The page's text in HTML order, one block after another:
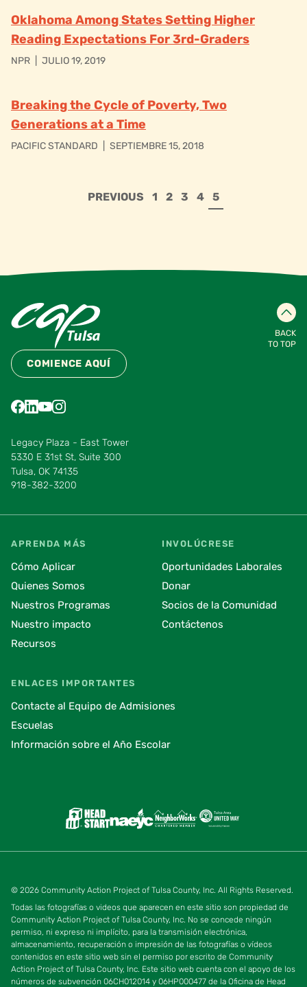
Oklahoma Among States Setting Higher
Reading Expectations For 3rd-Graders
NPR JULIO 19, 2019
Breaking the Cycle of Poverty, Two
Generations at a Time
PACIFIC STANDARD SEPTIEMBRE 15, 2018
PREVIOUS 1 2 3 4 5
BACK
TO TOP
COMIENCE AQUÍ
Find us on Facebook
Find us on LinkedIn
Find us on YouTube
Find us on Instagram
Find us on Pinterest
Find us on Vimeo
Legacy Plaza - East Tower
5330 E 31st St, Suite 300
Tulsa, OK 74135
918-382-3200
ENLACES IMPORTANTES
Contacte al Equipo de Admisiones
Escuelas
Información sobre el Año Escolar
APRENDA MÁS
Cómo Aplicar
Quienes Somos
Nuestros Programas
Nuestro impacto
Recursos
INVOLÚCRESE
Oportunidades Laborales
Donar
Socios de la Comunidad
Contáctenos
© 2026 Community Action Project of Tulsa County, Inc. All Rights Reserved.
Todas las fotografías o videos que aparecen en este sitio son propiedad de
Community Action Project of Tulsa County, Inc. No se concede ningún
permiso, ni expreso ni implícito, para la transmisión electrónica,
almacenamiento, recuperación o impresión de las fotografías o vídeos
contenidos en este sitio web sin el permiso por escrito de Community
Action Project of Tulsa County, Inc. Este sitio web cuenta con el apoyo de los
números de subvención 06CH012014 y 06HP000477 de la Oficina de Head